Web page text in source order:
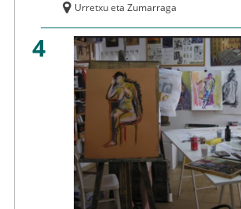
Urretxu eta Zumarraga
4